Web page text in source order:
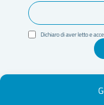
Dichiaro di aver letto e